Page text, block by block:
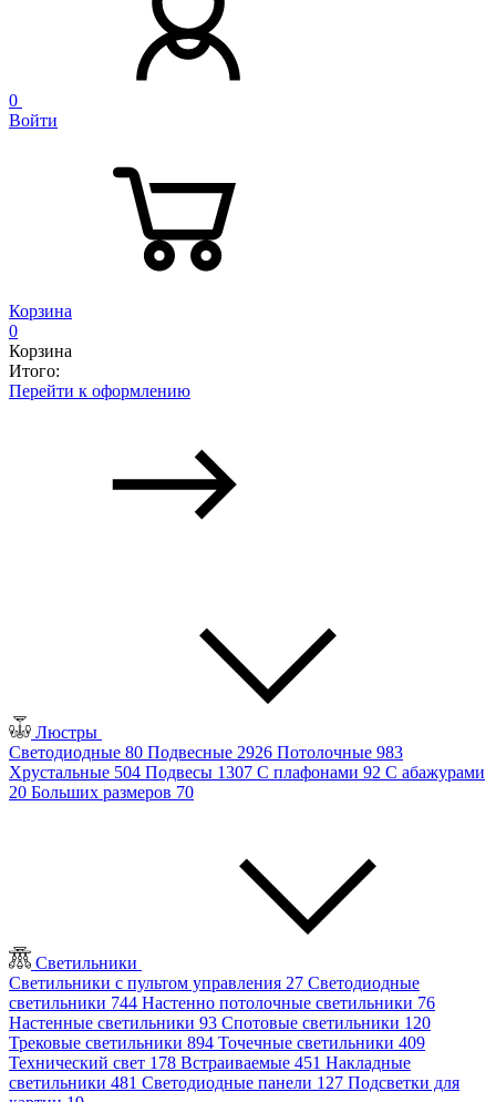
0
Войти
Корзина
0
Корзина
Итого:
Перейти к оформлению
Люстры
Светодиодные 80 Подвесные 2926 Потолочные 983
Хрустальные 504 Подвесы 1307 С плафонами 92 С абажурами
20 Больших размеров 70
Светильники
Светильники с пультом управления 27 Светодиодные
светильники 744 Настенно потолочные светильники 76
Настенные светильники 93 Спотовые светильники 120
Трековые светильники 894 Точечные светильники 409
Технический свет 178 Встраиваемые 451 Накладные
светильники 481 Светодиодные панели 127 Подсветки для